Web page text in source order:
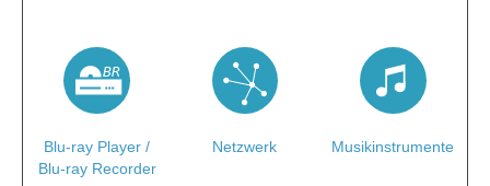
BR
Blu-ray Player /
Blu-ray Recorder
Netzwerk Musikinstrumente